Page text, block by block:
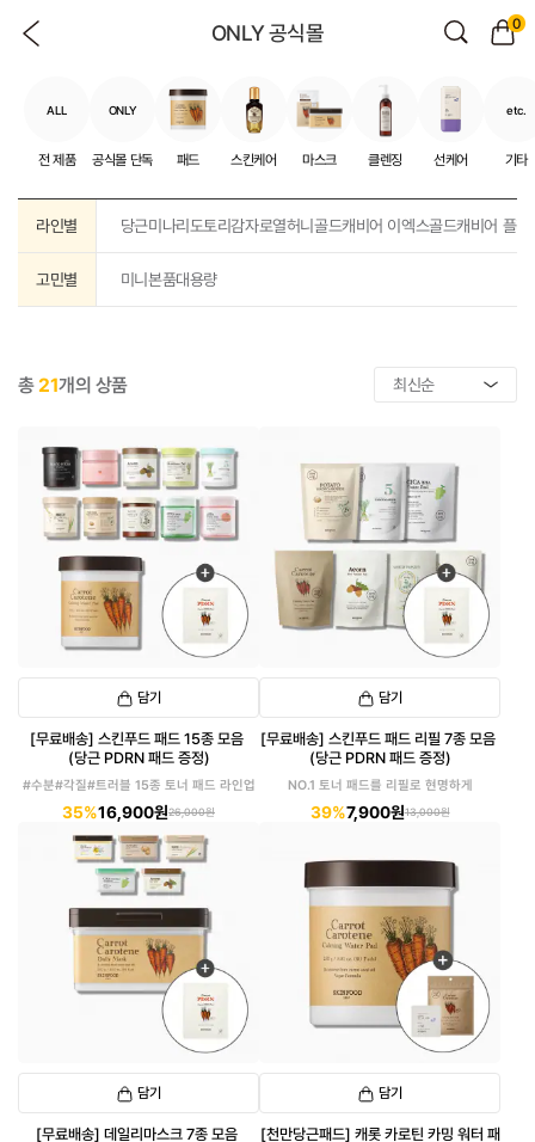
ONLY 공식몰 0
ALL
전 제품
ONLY
공식몰 단독 패드 스킨케어 마스크 클렌징 선케어
etc.
기타
라인별 당근미나리도토리감자로열허니 골드캐비어 이엑스골드캐비어 플러
고민별 미니 본품대용량
총21개의 상품
담기
[무료배송] 스킨푸드 패드 15종 모음
(당근 PDRN 패드 증정)
#수분#각질#트러블 15종 토너 패드 라인업
35%16,900원26,000원
담기
[무료배송] 스킨푸드 패드 리필 7종 모음
(당근 PDRN 패드 증정)
NO.1 토너 패드를 리필로 현명하게
39%7,900원13,000원
담기
[무료배송] 데일리마스크 7종 모음
담기
[천만당근패드] 캐롯 카로틴 카밍 워터 패